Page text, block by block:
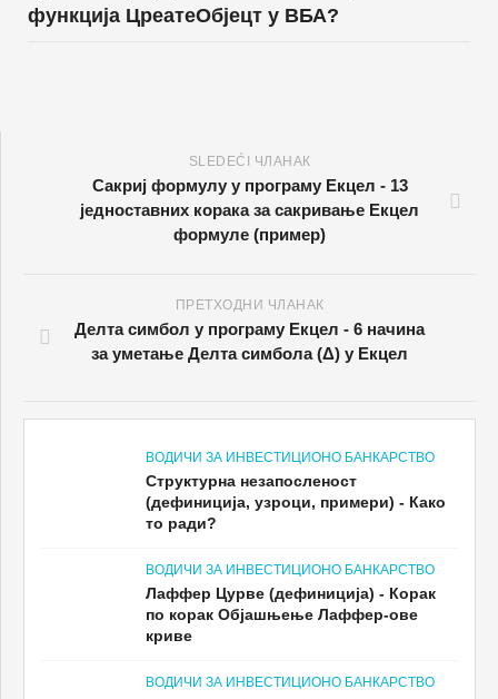
ЦреатеОбјецт у ВБА - Како се користи
Сакриј формулу у програму Екцел - 13
једноставних корака за сакривање Екцел
ПРЕТХОДНИ ЧЛАНАК
Делта симбол у програму Екцел - 6 начина
ВОДИЧИ ЗА ИНВЕСТИЦИОНО БАНКАРСТВО
Структурна незапосленост
то ради?
ВОДИЧИ ЗА ИНВЕСТИЦИОНО БАНКАРСТВО
Лаффер Цурве (дефиниција) - Корак
криве